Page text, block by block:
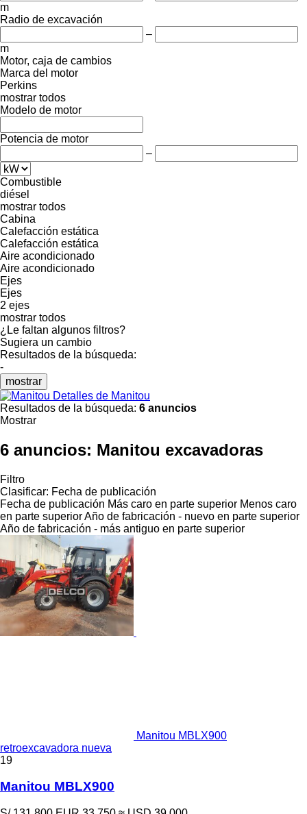
m
Radio de excavación
–
m
Motor, caja de cambios
Marca del motor
Perkins
mostrar todos
Modelo de motor
Potencia de motor
–
Combustible
diésel
mostrar todos
Cabina
Calefacción estática
Calefacción estática
Aire acondicionado
Aire acondicionado
Ejes
Ejes
2 ejes
mostrar todos
¿Le faltan algunos filtros?
Sugiera un cambio
Resultados de la búsqueda:
-
mostrar
Detalles de Manitou
Resultados de la búsqueda: 6 anuncios
Mostrar
6 anuncios: Manitou excavadoras
Filtro
Clasificar: Fecha de publicación
Fecha de publicación Más caro en parte superior Menos caro
en parte superiorAño de fabricación - nuevo en parte superior
Año de fabricación - más antiguo en parte superior
Manitou MBLX900
retroexcavadora nueva
19
Manitou MBLX900